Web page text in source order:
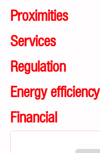
Proximities
Services
Regulation
Energy efficiency
Financial